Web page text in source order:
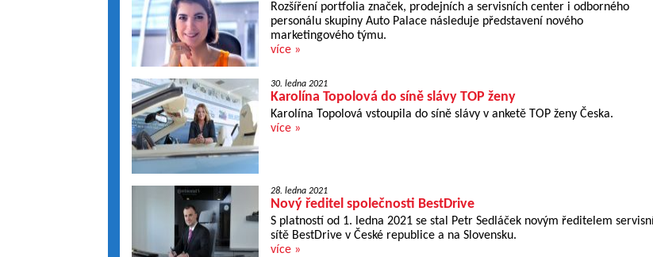
Rozšíření portfolia značek, prodejních a servisních center i odborného
personálu skupiny Auto Palace následuje představení nového
marketingového týmu.
více »
30. ledna 2021
Karolína Topolová do síně slávy TOP ženy
Karolína Topolová vstoupila do síně slávy v anketě TOP ženy Česka.
více »
28. ledna 2021
Nový ředitel společnosti BestDrive
S platností od 1. ledna 2021 se stal Petr Sedláček novým ředitelem servisní
sítě BestDrive v České republice a na Slovensku.
více »